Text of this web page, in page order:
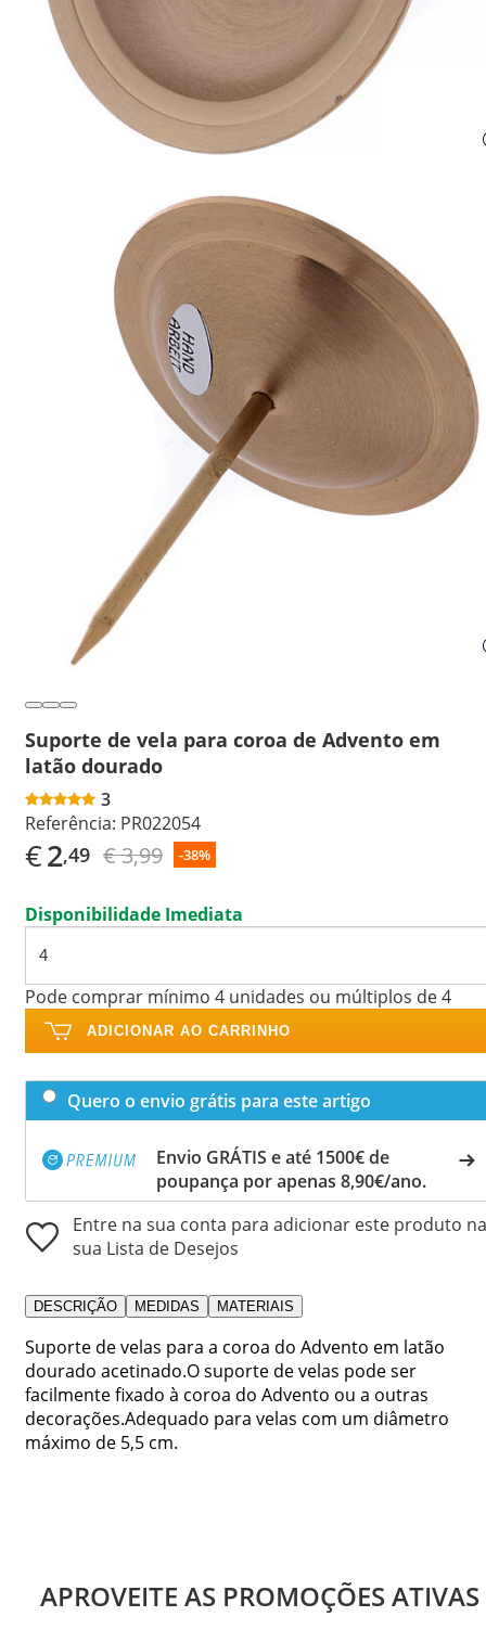
Suporte de vela para coroa de Advento em
latão dourado
3
Referência: PR022054
€2,49 € 3,99 -38%
Disponibilidade Imediata
Pode comprar mínimo 4 unidades ou múltiplos de 4
ADICIONAR AO CARRINHO
Quero o envio grátis para este artigo
Envio GRÁTIS e até 1500€ de
poupança por apenas 8,90€/ano.
Entre na sua conta para adicionar este produto na
sua Lista de Desejos
DESCRIÇÃO MEDIDAS MATERIAIS
Suporte de velas para a coroa do Advento em latão
dourado acetinado.O suporte de velas pode ser
facilmente fixado à coroa do Advento ou a outras
decorações.Adequado para velas com um diâmetro
máximo de 5,5 cm.
APROVEITE AS PROMOÇÕES ATIVAS